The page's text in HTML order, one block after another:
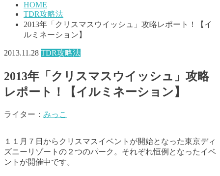
HOME
TDR攻略法
2013年「クリスマスウイッシュ」攻略レポート！【イ
ルミネーション】
2013.11.28 TDR攻略法
2013年「クリスマスウイッシュ」攻略
レポート！【イルミネーション】
ライター： みっこ
１１月７日からクリスマスイベントが開始となった東京ディ
ズニーリゾートの２つのパーク。それぞれ恒例となったイベ
ントが開催中です。